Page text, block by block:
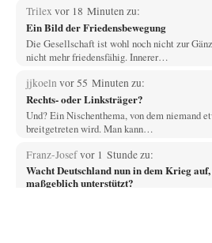
Trilex vor 18 Minuten zu:
Ein Bild der Friedensbewegung
Die Gesellschaft ist wohl noch nicht zur
nicht mehr friedensfähig. Innerer…
jjkoeln vor 55 Minuten zu:
Rechts- oder Linksträger?
Und? Ein Nischenthema, von dem niemand
breitgetreten wird. Man kann…
Franz-Josefvor 1 Stunde zu:
Wacht Deutschland nun in dem Krieg
maßgeblich unterstützt?